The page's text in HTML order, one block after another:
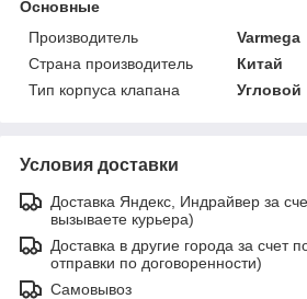
Основные
Производитель
Varmega
Страна производитель
Китай
Тип корпуса клапана
Угловой
Условия доставки
Доставка Яндекс, Индрайвер за
вызываете курьера)
Доставка в другие города за счет
отправки по договоренности)
Самовывоз